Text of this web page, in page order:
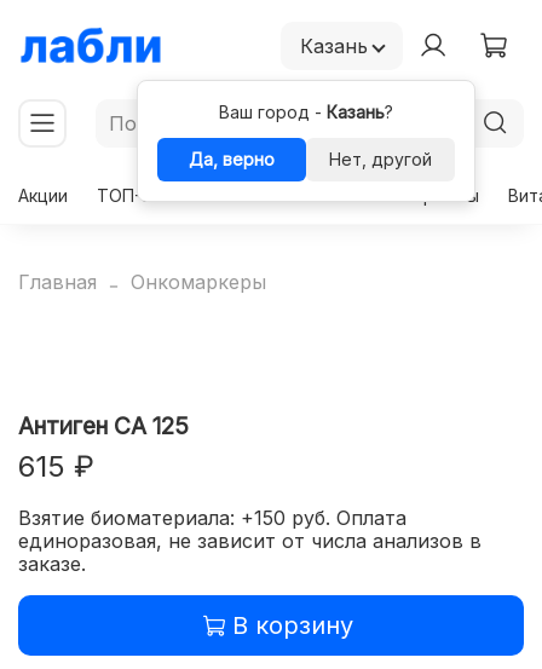
Казань
Ваш город - Казань?
Да, верно
Нет, другой
Акции
ТОП-50 Гормоны
Главная Онкомаркеры
Антиген СА 125
615 ₽
Взятие биоматериала: +150 руб. Оплата
единоразовая, не зависит от числа анализов в
заказе.
В корзину